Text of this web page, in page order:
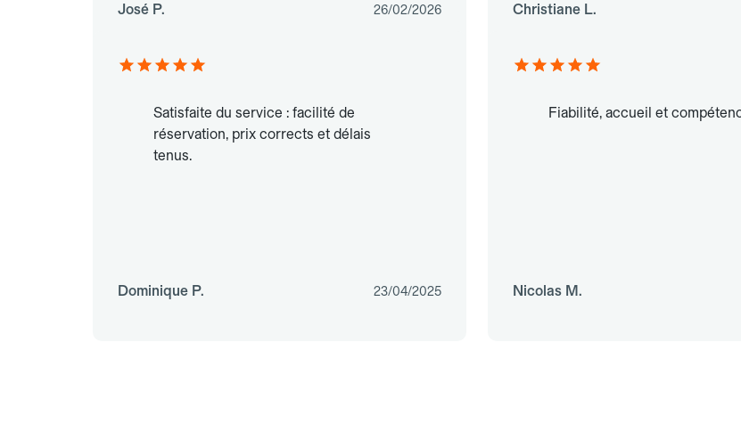
José P. 26/02/2026 Christiane L.
Satisfaite du service : facilité de
réservation, prix corrects et délais
tenus.
Dominique P. 23/04/2025
Fiabilité, accueil et
Nicolas M.